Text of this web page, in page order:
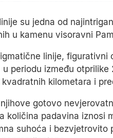
su jedna od
u kamenu visoravni
linije, figurativni
u periodu između
kilometara i
njihove gotovo
količina padavina iznosi
suhoća i bezvjetrovito